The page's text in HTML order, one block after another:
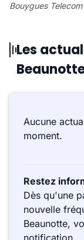
Bouygues
Les
Aucune
moment.
Restez
Dès qu'une
nouvelle
Beaunotte,
notification.